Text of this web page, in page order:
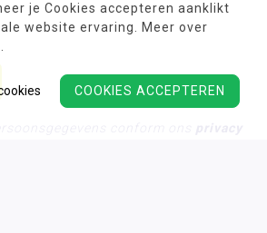
je Cookies accepteren aanklikt
website ervaring. Meer over
COOKIES ACCEPTEREN